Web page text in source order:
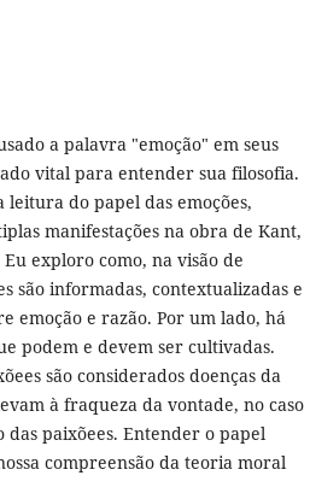
a palavra "emoção" em seus
vital para entender sua filosofia.
do papel das emoções,
manifestações na obra de Kant,
exploro como, na visão de
são informadas, contextualizadas e
emoção e razão. Por um lado, há
podem e devem ser cultivadas.
são considerados doenças da
à fraqueza da vontade, no caso
das paixõees. Entender o papel
compreensão da teoria moral